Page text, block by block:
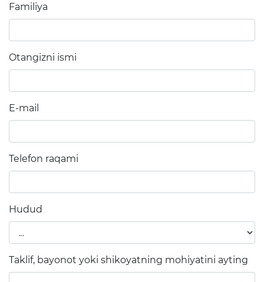
1-sinfga qabul
Raqamli kutubxona
Yagona elektron tizim
Malaka oshirish
Bo'sh ish o'rinlari
Galereya
Familiya
Otangizni ismi
E-mail
Telefon raqami
Hudud
Taklif, bayonot yoki shikoyatning mohiyatini ayting